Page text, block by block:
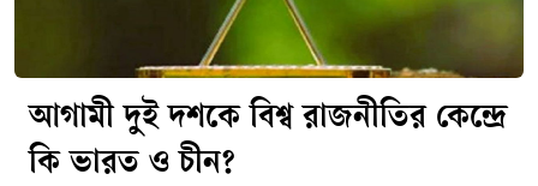
আগামী দুই দশকে বিশ্ব রাজনীতির কেন্দ্রে
কি ভারত ও চীন?